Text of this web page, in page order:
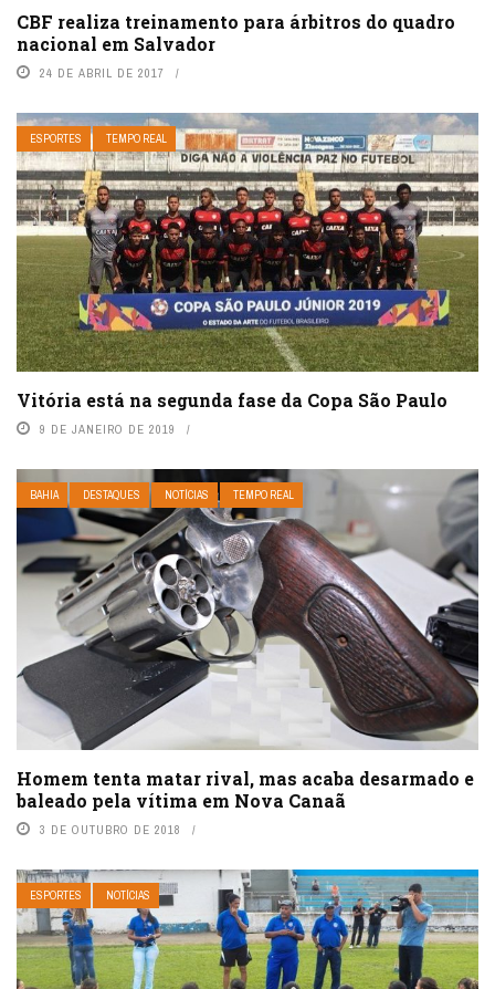
CBF realiza treinamento para árbitros do quadro
nacional em Salvador
24 DE ABRIL DE 2017
ESPORTES TEMPO REAL
Vitória está na segunda fase da Copa São Paulo
9 DE JANEIRO DE 2019
BAHIA DESTAQUES NOTÍCIAS TEMPO REAL
Homem tenta matar rival, mas acaba desarmado e
baleado pela vítima em Nova Canaã
3 DE OUTUBRO DE 2018
ESPORTES NOTÍCIAS